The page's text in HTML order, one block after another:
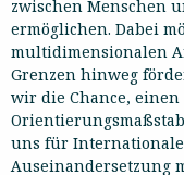
zwischen Menschen
ermöglichen. Dabei
multidimensionalen
Grenzen hinweg
wir die Chance,
uns für
Auseinandersetzung